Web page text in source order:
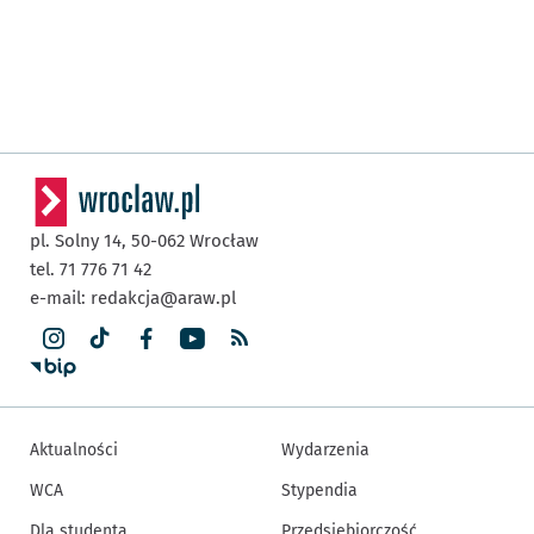
pl. Solny 14, 50-062 Wrocław
tel. 71 776 71 42
e-mail: redakcja@araw.pl
Aktualności
WCA
Wydarzenia
Stypendia